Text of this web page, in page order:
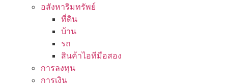
อสังหาริมทรัพย์
ที่ดิน
บ้าน
รถ
สินค้าไอทีมือสอง
การลงทุน
การเงิน